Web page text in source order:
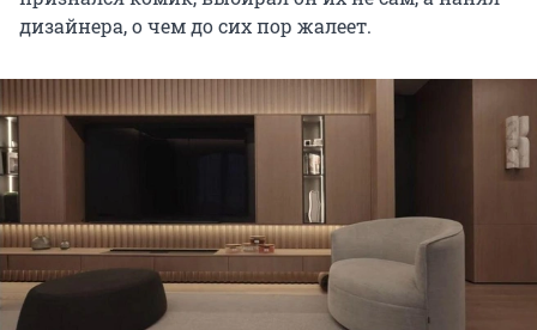
дизайнера, о чем до сих пор жалеет.